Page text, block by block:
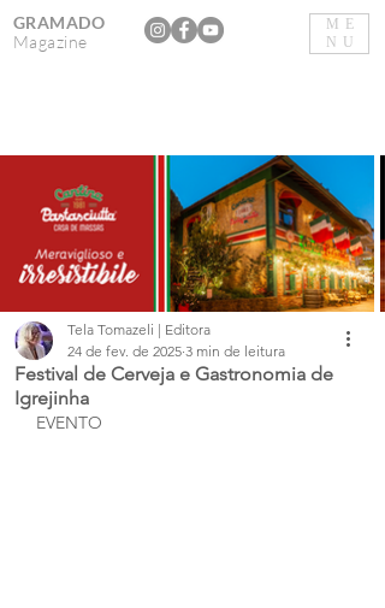
ME
NU
GRAMADO
Magazine
Festival de Cerveja e Gastronomia de
Igrejinha
Tela Tomazeli | Editora
24 de fev. de 2025 3 min de leitura
EVENTO